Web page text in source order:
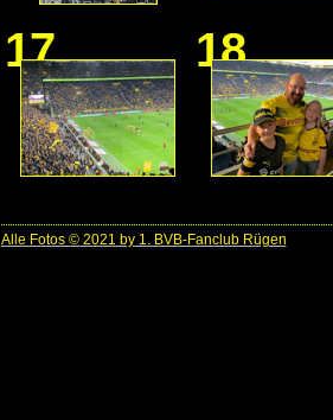
17 18
Alle Fotos © 2021 by 1. BVB-Fanclub Rügen